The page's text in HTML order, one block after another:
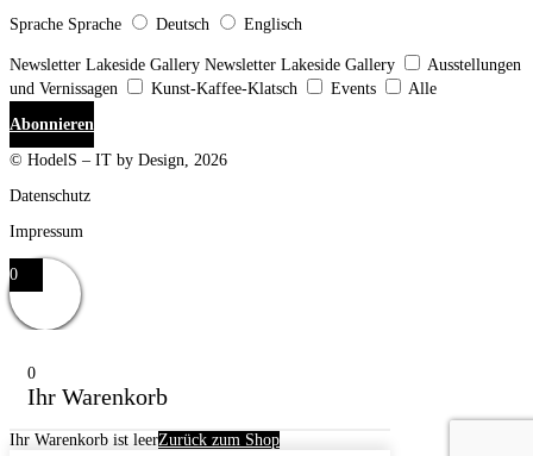
Sprache Sprache Deutsch Englisch
Newsletter Lakeside Gallery Newsletter Lakeside Gallery
Ausstellungen
und Vernissagen
Kunst-Kaffee-Klatsch Events
Alle
Abonnieren
© HodelS – IT by Design, 2026
Datenschutz
Impressum
0
0
Ihr Warenkorb
Ihr Warenkorb ist leerZurück zum Shop